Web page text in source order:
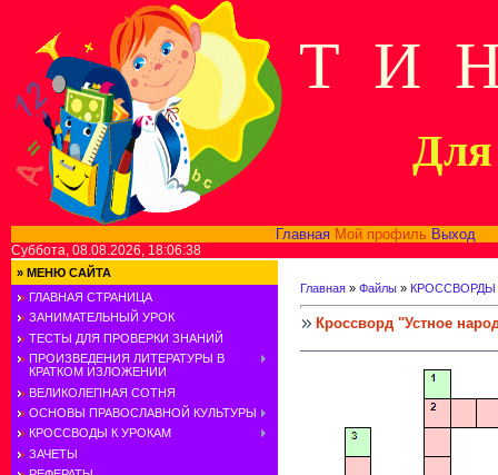
Т И
Для
Главная Мой профиль Выход
Суббота, 08.08.2026, 18:06:38
» МЕНЮ САЙТА
ГЛАВНАЯ СТРАНИЦА
ЗАНИМАТЕЛЬНЫЙ УРОК
ТЕСТЫ ДЛЯ ПРОВЕРКИ ЗНАНИЙ
ПРОИЗВЕДЕНИЯ ЛИТЕРАТУРЫ В
КРАТКОМ ИЗЛОЖЕНИИ
ВЕЛИКОЛЕПНАЯ СОТНЯ
ОСНОВЫ ПРАВОСЛАВНОЙ КУЛЬТУРЫ
КРОССВОДЫ К УРОКАМ
ЗАЧЕТЫ
Главная » Файлы » КРОССВОРДЫ
Кроссворд "Устное